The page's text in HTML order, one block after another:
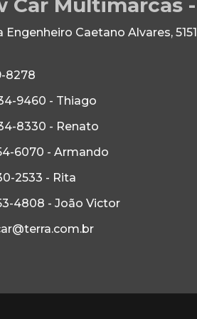
Engenheiro Caetano Alvares,
8278
9460 - Thiago
8330 - Renato
6070 - Armando
2533 - Rita
4808 - João Victor